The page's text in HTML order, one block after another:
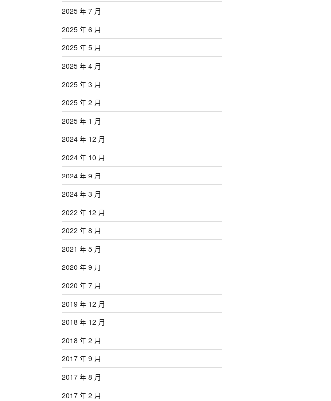
2025 年 7 月
2025 年 6 月
2025 年 5 月
2025 年 4 月
2025 年 3 月
2025 年 2 月
2025 年 1 月
2024 年 12 月
2024 年 10 月
2024 年 9 月
2024 年 3 月
2022 年 12 月
2022 年 8 月
2021 年 5 月
2020 年 9 月
2020 年 7 月
2019 年 12 月
2018 年 12 月
2018 年 2 月
2017 年 9 月
2017 年 8 月
2017 年 2 月